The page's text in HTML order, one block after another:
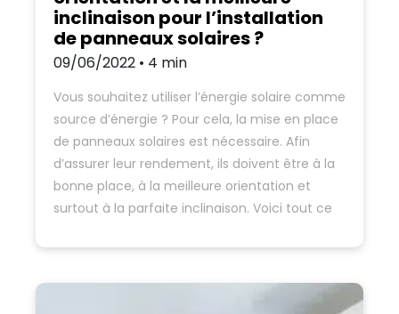
inclinaison pour l’installation
de panneaux solaires ?
09/06/2022 • 4 min
Vous souhaitez utiliser l’énergie solaire comme
source d’énergie ? Pour cela, la mise en place
de panneaux solaires est nécessaire. Afin
d’assurer leur rendement, ils doivent être à la
bonne place, à la meilleure orientation et
surtout à la parfaite inclinaison. Voici tout ce
que votre installation solaire…